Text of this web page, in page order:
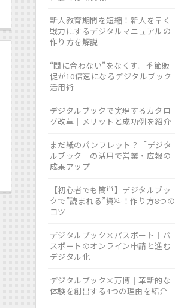
新人教育期間を短縮！新人を早く
戦力にするデジタルマニュアルの
作り方を解説
“間に合わない”をなくす。季節販
促が10倍速になるデジタルブック
活用術
デジタルブックで実現するカタロ
グ改革｜メリットと成功例を紹介
まだ紙のパンフレット？「デジタ
ルブック」の活用で営業・広報の
成果アップ
【初心者でも簡単】デジタルブッ
クで”読まれる”資料！作り方8つの
コツ
デジタルブック×パスポート｜パ
スポートのオンライン申請と進む
デジタル化
デジタルブック×万博｜革新的な
体験を創出する4つの理由を紹介